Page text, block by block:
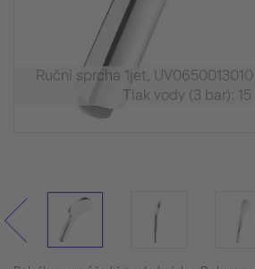
Ruční sprcha 1jet,
Tlak vody (3 bar):